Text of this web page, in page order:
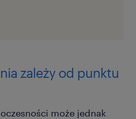
zależy od punktu
może jednak